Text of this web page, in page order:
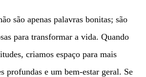
são apenas palavras bonitas; são
para transformar a vida. Quando
criamos espaço para mais
profundas e um bem-estar geral. Se